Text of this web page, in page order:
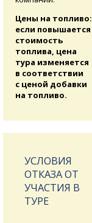
Цены на топливо:
если повышается
стоимость
топлива, цена
тура изменяется
в соответствии
с ценой добавки
на топливо.
УСЛОВИЯ
ОТКАЗА ОТ
УЧАСТИЯ В
ТУРЕ